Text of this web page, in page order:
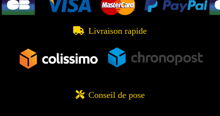
 Livraison rapide
 Conseil de pose